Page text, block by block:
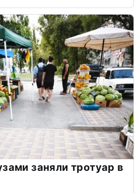
заняли тротуар в